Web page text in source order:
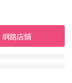
網路店鋪